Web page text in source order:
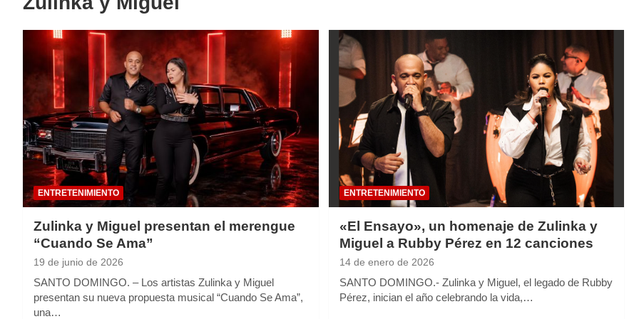
ENTRETENIMIENTO
Zulinka y Miguel presentan el merengue
“Cuando Se Ama”
19 de junio de 2026
SANTO DOMINGO. – Los artistas Zulinka y Miguel
presentan su nueva propuesta musical “Cuando Se Ama”,
una…
ENTRETENIMIENTO
«El Ensayo», un homenaje de Zulinka y
Miguel a Rubby Pérez en 12 canciones
14 de enero de 2026
SANTO DOMINGO.- Zulinka y Miguel, el legado de Rubby
Pérez, inician el año celebrando la vida,…